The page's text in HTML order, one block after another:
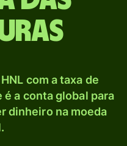
com a taxa de
a conta global para
dinheiro na moeda